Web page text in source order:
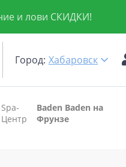
и лови СКИДКИ!
Город: Хабаровск
Spa-
Центр
Baden Baden на
Фрунзе